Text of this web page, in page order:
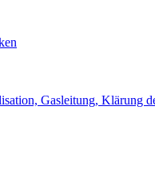
Gasleitung, Klärung